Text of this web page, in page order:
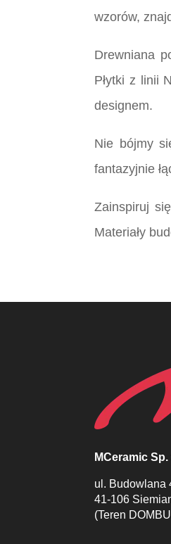
wzorów,
Drewniana
Płytki z linii
designem.
Nie bójmy
fantazyjnie
Zainspiruj
Materiały
MCeramic Sp.
ul. Budowlana
41-106
(Teren